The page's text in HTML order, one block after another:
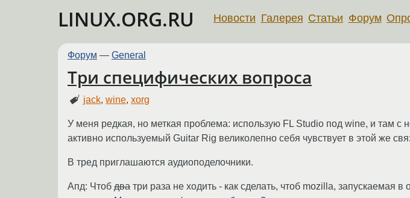
LINUX.ORG.RU Новости Галерея Статьи Форум
Форум — General
Три специфических вопроса
jack,wine,xorg
У меня редкая, но меткая проблема: использую FL Studio под wine, и там с
активно используемый Guitar Rig великолепно себя чувствует в этой же
В тред приглашаются аудиоподелочники.
Апд: Чтоб два три раза не ходить - как сделать, чтоб mozilla,